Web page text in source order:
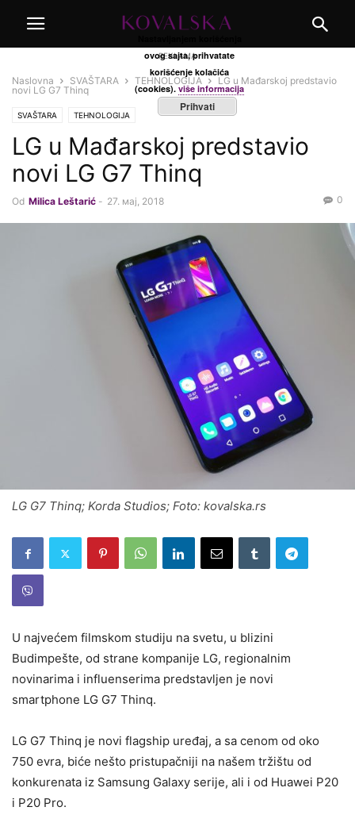
REKLAMA
Naslovna SVAŠTARA TEHNOLOGIJA
LG u Mađarskoj predstavio
novi LG G7 Thinq
SVAŠTARA TEHNOLOGIJA
LG u Mađarskoj predstavio
novi LG G7 Thinq
Od Milica Leštarić - 27. мај, 2018 0
LG G7 Thinq; Korda Studios; Foto: kovalska.rs
U najvećem filmskom studiju na svetu, u blizini
Budimpešte, od strane kompanije LG, regionalnim
novinarima i influenserima predstavljen je novi
smartphone LG G7 Thinq.
LG G7 Thinq je novi flagship uređaj, a sa cenom od oko
750 evra, biće nešto pristupačniji na našem tržištu od
konkurenata iz Samsung Galaxy serije, ali i od Huawei P20
i P20 Pro.
ovog sajta, prihvatate
korišćenje kolačića
(cookies). više informacija
Prihvati